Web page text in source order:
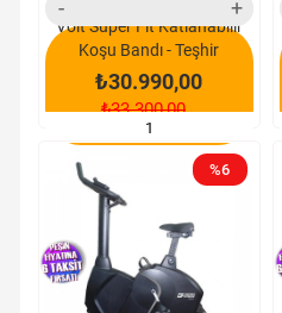
Voit Super Fit Katlanabilir
Koşu Bandı - Teşhir
₺30.990,00
₺33.300,00
SEPETE EKLE
%6
yeni
ürün